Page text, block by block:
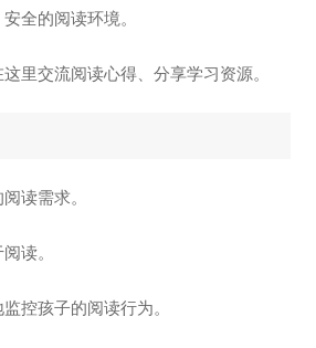
全的阅读环境。
里交流阅读心得、分享学习资源。
读需求。
读。
控孩子的阅读行为。